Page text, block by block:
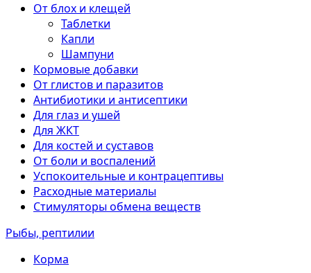
От блох и клещей
Таблетки
Капли
Шампуни
Кормовые добавки
От глистов и паразитов
Антибиотики и антисептики
Для глаз и ушей
Для ЖКТ
Для костей и суставов
От боли и воспалений
Успокоительные и контрацептивы
Расходные материалы
Стимуляторы обмена веществ
Рыбы, рептилии
Корма